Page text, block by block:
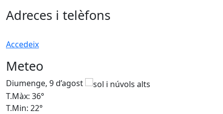
Adreces i telèfons
Accedeix
Meteo
Diumenge, 9 d’agost
T.Màx: 36°
T.Min: 22°